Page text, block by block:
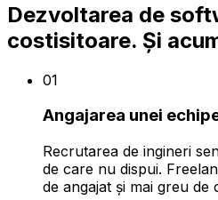
Dezvoltarea de
costisitoare. Și
01
Angajarea unei
Recrutarea de ingineri
de care nu dispui.
de angajat și mai greu de